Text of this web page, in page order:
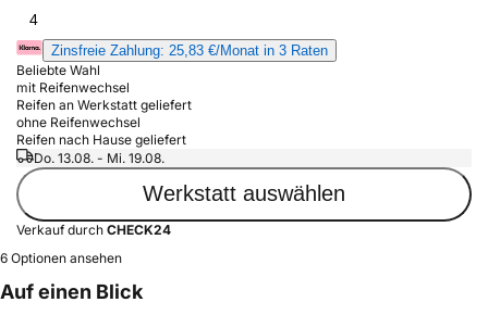
4
Zinsfreie Zahlung: 25,83 €/Monat in 3 Raten
Beliebte Wahl
mit Reifenwechsel
Reifen an Werkstatt geliefert
ohne Reifenwechsel
Reifen nach Hause geliefert
Do. 13.08. - Mi. 19.08.
Werkstatt auswählen
Verkauf durch CHECK24
6 Optionen ansehen
Auf einen Blick